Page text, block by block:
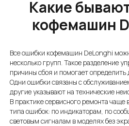
Какие
кофемашин
Все ошибки кофемашин DeLonghi
несколько групп. Такое разделение
причины сбоя и помогает определить
Одни ошибки связаны с
другие указывают на технические
В практике сервисного ремонта чаще
типа ошибок: по индикаторам, по
световым сигналам в моделях без